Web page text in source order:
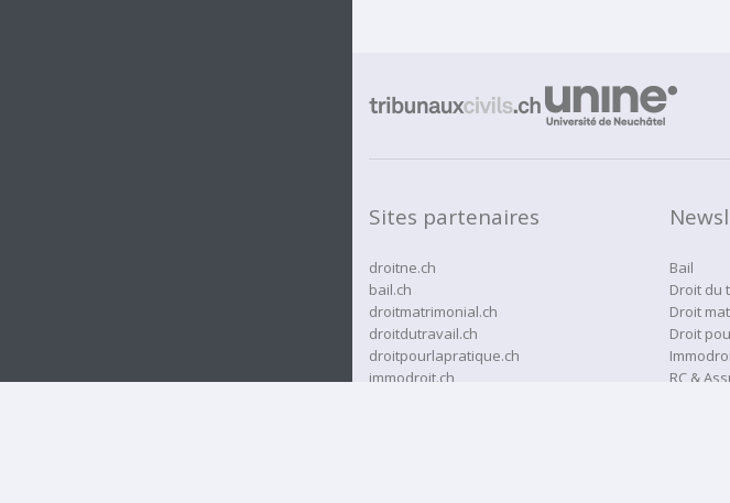
Sites partenaires
droitne.ch
bail.ch
droitmatrimonial.ch
droitdutravail.ch
droitpourlapratique.ch
immodroit.ch
Bail
Droit du
Droit
Droit
RC &